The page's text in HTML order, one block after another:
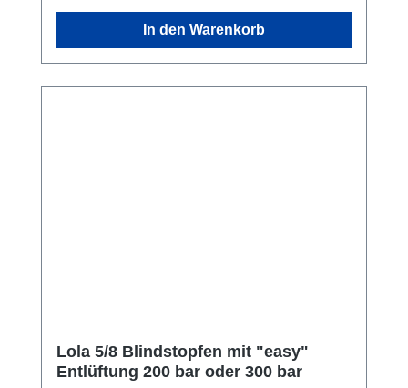
In den Warenkorb
Lola 5/8 Blindstopfen mit "easy"
Entlüftung 200 bar oder 300 bar